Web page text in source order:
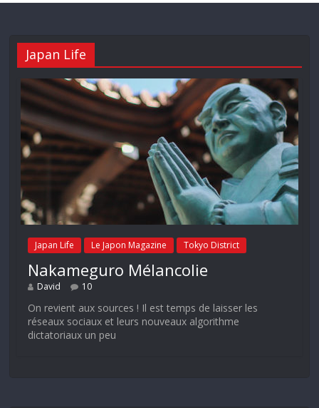
Japan Life
Japan Life Le Japon Magazine Tokyo District
Nakameguro Mélancolie
David 10
On revient aux sources ! Il est temps de laisser les
réseaux sociaux et leurs nouveaux algorithme
dictatoriaux un peu